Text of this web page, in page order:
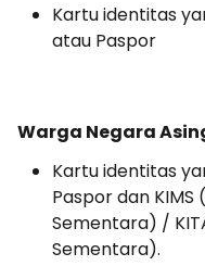
Kartu identitas
atau Paspor
Warga Negara
Kartu identitas
Paspor dan
Sementara) /
Sementara).